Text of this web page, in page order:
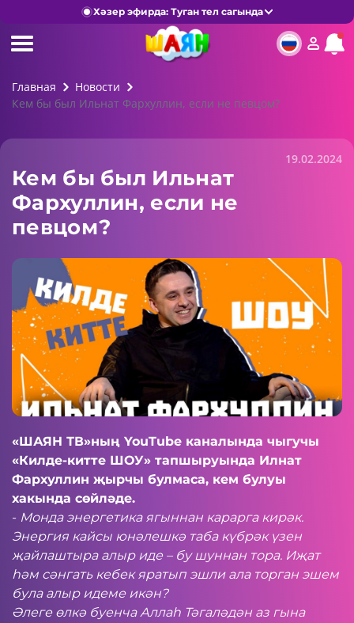
Хәзер эфирда: Туган тел сагында
Главная
Новости
Кем бы был Ильнат Фархуллин, если не певцом?
19.02.2024
Кем бы был Ильнат
Фархуллин, если не
певцом?
«ШАЯН ТВ»ның YouTube каналында чыгучы
«Килде-китте ШОУ» тапшыруында Илнат
Фархуллин җырчы булмаса, кем булуы
хакында сөйләде.
- Монда энергетика ягыннан карарга кирәк.
Энергия кайсы юнәлешкә таба күбрәк үзен
җайлаштыра алыр иде – бу шуннан тора. Иҗат
һәм сәнгать кебек яратып эшли ала торган эшем
була алыр идеме икән?
Әлеге өлкә буенча Аллаһ Тәгаләдән аз гына